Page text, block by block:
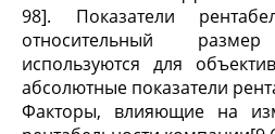
98]. Показатели
относительный
используются для
абсолютные показатели
Факторы, влияющие на